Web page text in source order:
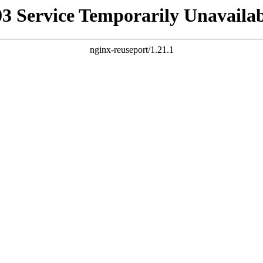
Service Temporarily
nginx-reuseport/1.21.1